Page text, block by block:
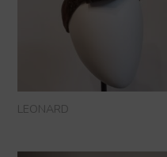
LEONARD